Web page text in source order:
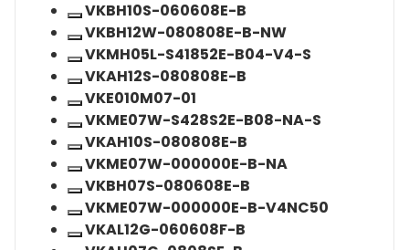
B
0608SE-
B-
NA
VKBH12W-
0808SE-
B-
NW
term:
VKAH10W-
0606SE-
B-
NA
Xoá
term:
VKBH10S-
060608E-
B
VKBH10S-060608E-B
Xoá
term:
VKBH12W-
080808E-
B-
NW
VKBH12W-080808E-B-NW
Xoá
term:
VKMH05L-
S41852E-
B04-
V4-
S
VKMH05L-S41852E-B04-V4-S
Xoá
term:
VKAH12S-
080808E-
B
VKAH12S-080808E-B
Xoá
term:
VKE010M07-
01
VKE010M07-01
Xoá
term:
VKME07W-
S428S2E-
B08-
NA-
VKME07W-S428S2E-B08-NA-S
Xoá
term:
VKAH10S-
080808E-
B
VKAH10S-080808E-B
Xoá
term:
VKME07W-
000000E-
VKME07W-000000E-B-NA
Xoá
term:
VKBH07S-
VKBH07S-080608E-B
Xoá
term:
VKME07W-000000E-B-V4NC50
Xoá
VKAL12G-060608F-B